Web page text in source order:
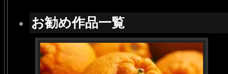
お勧め作品一覧